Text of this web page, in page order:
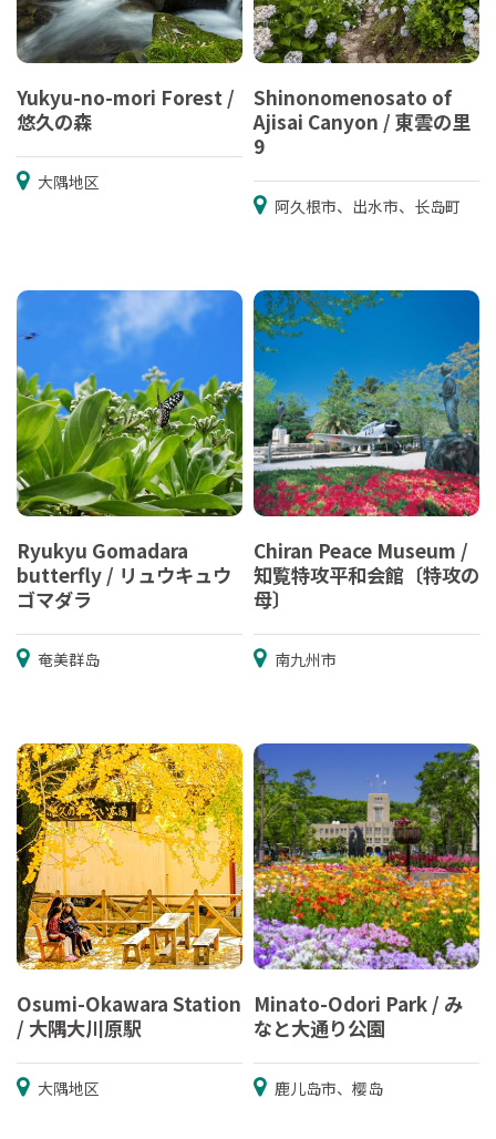
Yukyu-no-mori Forest /
悠久の森
大隅地区
Shinonomenosato of
Ajisai Canyon / 東雲の里
9
阿久根市、出水市、长岛町
Ryukyu Gomadara
butterfly / リュウキュウ
ゴマダラ
奄美群岛
Chiran Peace Museum /
知覧特攻平和会館〔特攻の
母〕
南九州市
Osumi-Okawara Station
/ 大隅大川原駅
大隅地区
Minato-Odori Park / み
なと大通り公園
鹿儿岛市、樱岛